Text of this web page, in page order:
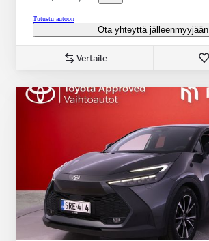
Tutustu autoon
Ota yhteyttä jälleenmyyjään
Vertaile